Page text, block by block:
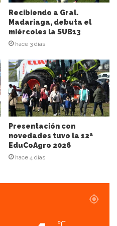
Recibiendo a Gral.
Madariaga, debuta el
miércoles la SUB13
hace 3 días
Presentación con
novedades tuvo la 12ª
EduCoAgro 2026
hace 4 días